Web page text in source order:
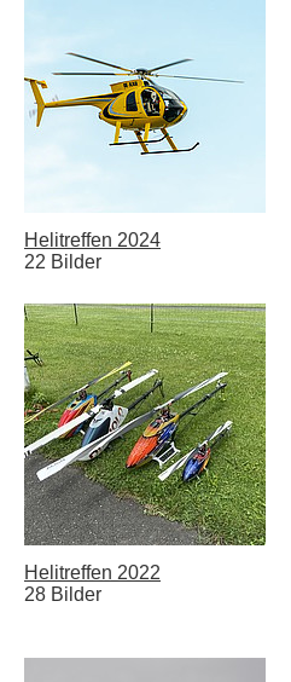
Helitreffen 2024
22 Bilder
Helitreffen 2022
28 Bilder